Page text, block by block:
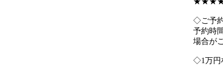
◇ご予
予約時
場合が
◇1万円